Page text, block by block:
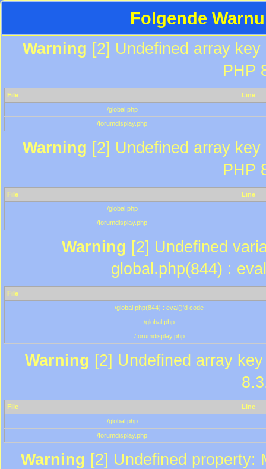
Folgende
Warning [2] Undefined array
PHP
File
Line
/global.php
/forumdisplay.php
Warning [2] Undefined array
PHP
File
Line
/global.php
/forumdisplay.php
Warning [2] Undefined
global.php(844) :
File
/global.php(844) : eval()'d code
/global.php
/forumdisplay.php
Warning [2] Undefined array
File
Line
/global.php
/forumdisplay.php
Warning [2] Undefined property: